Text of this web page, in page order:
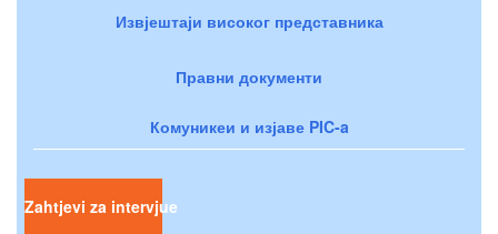
Извјештаји високог представника
Правни документи
Комуникеи и изјаве PIC-a
Zahtjevi za intervjue